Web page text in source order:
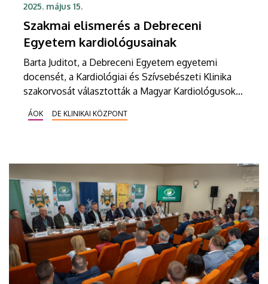
2025. május 15.
Szakmai elismerés a Debreceni
Egyetem kardiológusainak
Barta Juditot, a Debreceni Egyetem egyetemi
docensét, a Kardiológiai és Szívsebészeti Klinika
szakorvosát választották a Magyar Kardiológusok
szervezet idei kongresszusán. A május 9-e és 12-e
Kardiológiai és Szívsebészeti Klinika igazgatója
pedig a társaság egyik legrangosabb díját, a Zárday
Imre emlékérmet vehette át.
ÁOK DE KLINIKAI KÖZPONT